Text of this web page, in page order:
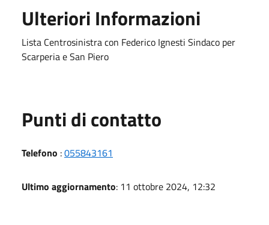
Ulteriori Informazioni
Lista Centrosinistra con Federico Ignesti Sindaco per
Scarperia e San Piero
Punti di contatto
Telefono :055843161
Ultimo aggiornamento: 11 ottobre 2024, 12:32